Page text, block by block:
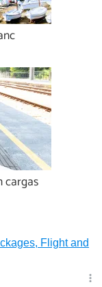
cargas